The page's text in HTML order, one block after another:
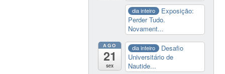
dia inteiro
Exposição:
Perder Tudo.
Novament...
AGO
21
sex
dia inteiro
Desafio
Universitário de
Nautide...